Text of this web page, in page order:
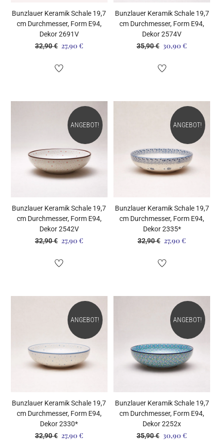
Bunzlauer Keramik Schale 19,7
cm Durchmesser, Form E94,
Dekor 2691V
32,90€ Ursprünglicher
war:
27,90€Aktueller
Bunzlauer Keramik Schale 19,7
cm Durchmesser, Form E94,
Dekor 2574V
35,90€ Ursprünglicher
war:
30,90€Aktueller
ANGEBOT!
Bunzlauer Keramik Schale 19,7
cm Durchmesser, Form E94,
Dekor 2542V
32,90€ Ursprünglicher
war:
27,90€Aktueller
ANGEBOT!
Bunzlauer Keramik Schale 19,7
cm Durchmesser, Form E94,
Dekor 2335*
32,90€ Ursprünglicher
war:
27,90€Aktueller
ANGEBOT!
Bunzlauer Keramik Schale 19,7
cm Durchmesser, Form E94,
Dekor 2330*
32,90€ Ursprünglicher
27,90€Aktueller
ANGEBOT!
Bunzlauer Keramik Schale 19,7
cm Durchmesser, Form E94,
Dekor 2252x
35,90€ Ursprünglicher
30,90€Aktueller